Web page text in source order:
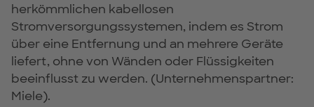
herkömmlichen kabellosen
Stromversorgungssystemen, indem es Strom
über eine Entfernung und an mehrere Geräte
liefert, ohne von Wänden oder Flüssigkeiten
beeinflusst zu werden. (Unternehmenspartner:
Miele).